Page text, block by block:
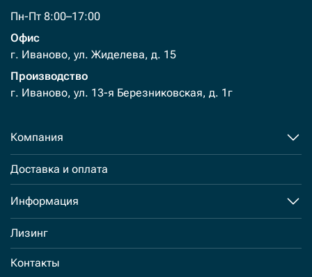
Пн-Пт 8:00–17:00
Офис
г. Иваново, ул. Жиделева, д. 15
Производство
г. Иваново, ул. 13-я Березниковская, д. 1г
Компания
Доставка и оплата
Информация
Лизинг
Контакты